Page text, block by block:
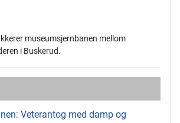
museumsjernbanen mellom
i Buskerud.
Veterantog med damp og